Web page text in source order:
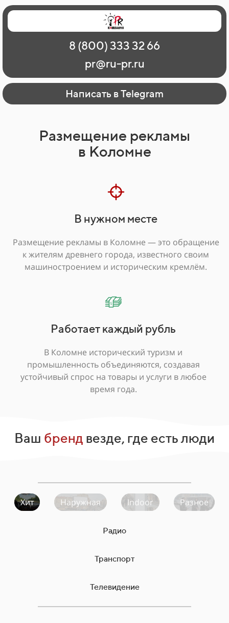
Главная
Наши работы
О рекламе
Регионы
Контакты
8 (800) 333 32 66
pr@ru-pr.ru
Написать в Telegram
Размещение рекламы
в Коломне
В нужном месте
Размещение рекламы в Коломне — это обращение
к жителям древнего города, известного своим
машиностроением и историческим кремлём.
Работает каждый рубль
В Коломне исторический туризм и
промышленность объединяются, создавая
устойчивый спрос на товары и услуги в любое
время года.
Ваш бренд везде, где есть люди
Хит Наружная Indoor Разное
Радио
Транспорт
Телевидение